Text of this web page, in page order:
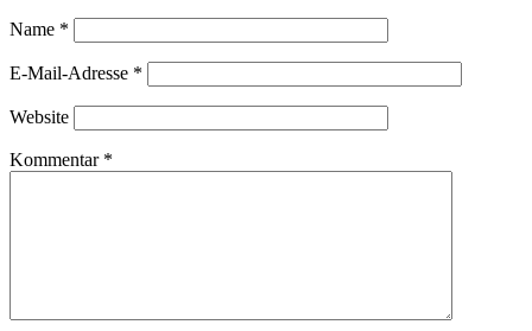
Name *
E-Mail-Adresse *
Website
Kommentar *